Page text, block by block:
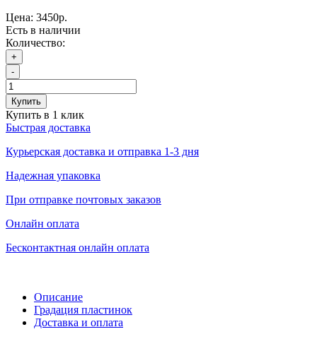
Цена: 3450р.
Есть в наличии
Количество:
+
-
Купить
Купить в 1 клик
Быстрая доставка
Курьерская доставка и отправка 1-3 дня
Надежная упаковка
При отправке почтовых заказов
Онлайн оплата
Бесконтактная онлайн оплата
Описание
Градация пластинок
Доставка и оплата